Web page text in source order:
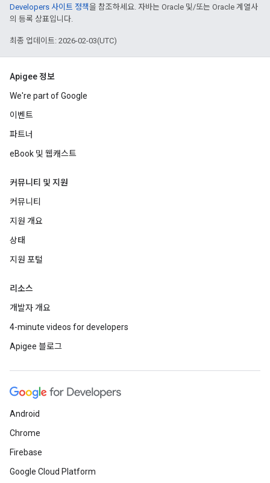
Developers 사이트 정책을 참조하세요. 자바는 Oracle 및/또는 Oracle 계열사
의 등록 상표입니다.
최종 업데이트: 2026-02-03(UTC)
Apigee 정보
We're part of Google
이벤트
파트너
eBook 및 웹캐스트
커뮤니티 및 지원
커뮤니티
지원 개요
상태
지원 포털
리소스
개발자 개요
4-minute videos for developers
Apigee 블로그
Android
Chrome
Firebase
Google Cloud Platform